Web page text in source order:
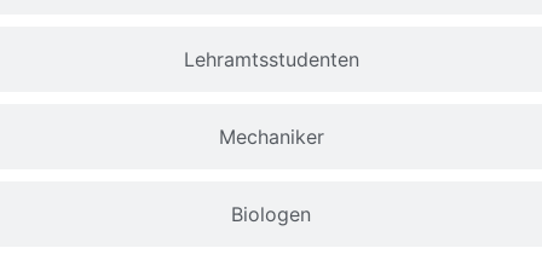
Lehramtsstudenten
Mechaniker
Biologen